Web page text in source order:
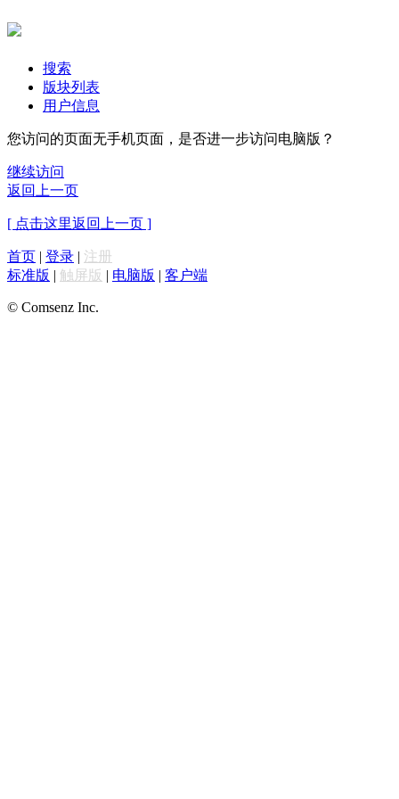
搜索
版块列表
用户信息
您访问的页面无手机页面，是否进一步访问电脑版？
继续访问
返回上一页
[ 点击这里返回上一页 ]
首页 | 登录 | 注册
标准版 | 触屏版 | 电脑版 | 客户端
© Comsenz Inc.